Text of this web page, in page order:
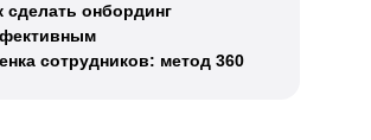
сделать онбординг
сотрудников: метод 360